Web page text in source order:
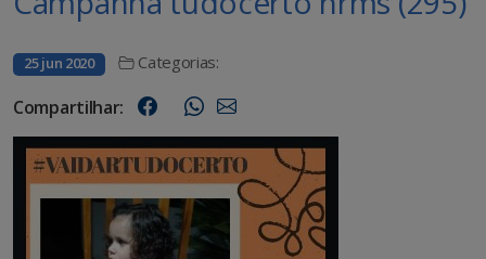
25 jun 2020 Categorias:
Compartilhar: